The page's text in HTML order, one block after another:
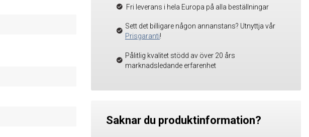
Fri leverans i hela Europa på alla beställningar
Sett det billigare någon annanstans? Utnyttja vår
Prisgaranti!
Pålitlig kvalitet stödd av över 20 års
marknadsledande erfarenhet
Saknar du produktinformation?